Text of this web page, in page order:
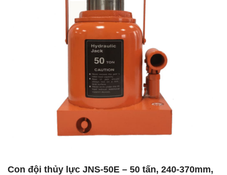
Con đội thủy lực JNS-50E – 50 tấn, 240-370mm,